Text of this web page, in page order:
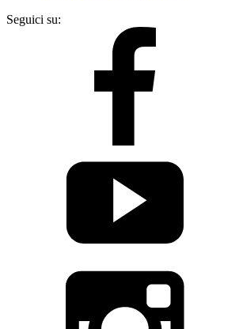
Seguici su: